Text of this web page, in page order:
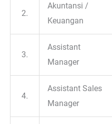
2.
Akuntansi /
Keuangan
3.
Assistant
Manager
4.
Assistant Sales
Manager